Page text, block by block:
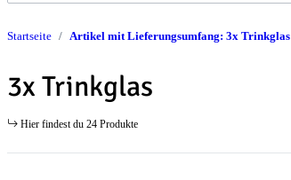
Startseite Artikel mit Lieferungsumfang: 3x Trinkglas
3x Trinkglas
Hier findest du 24 Produkte